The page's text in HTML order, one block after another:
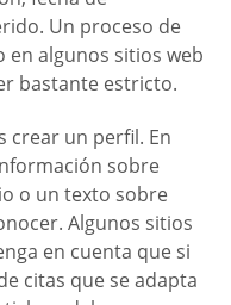
Un proceso de
algunos sitios web
bastante estricto.
crear un perfil. En
sobre
o un texto sobre
Algunos sitios
en cuenta que si
citas que se adapta